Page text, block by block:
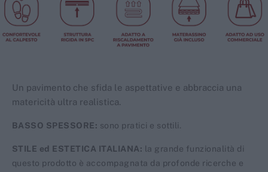
Un pavimento che sfida le aspettative e abbraccia una
matericità ultra realistica.
BASSO SPESSORE: sono pratici e sottili.
STILE ed ESTETICA ITALIANA: la grande funzionalità di
questo prodotto è accompagnata da profonde ricerche e